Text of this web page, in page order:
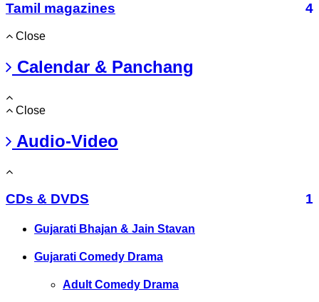
Tamil magazines
4
Close
Calendar & Panchang
Close
Audio-Video
CDs & DVDS 1
Gujarati Bhajan & Jain Stavan
Gujarati Comedy Drama
Adult Comedy Drama